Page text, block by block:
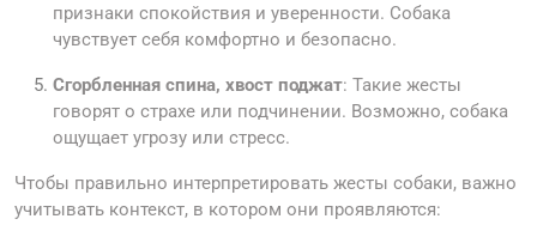
признаки спокойствия и уверенности. Собака
чувствует себя комфортно и безопасно.
Сгорбленная спина, хвост поджат: Такие жесты
говорят о страхе или подчинении. Возможно, собака
ощущает угрозу или стресс.
Чтобы правильно интерпретировать жесты собаки, важно
учитывать контекст, в котором они проявляются: